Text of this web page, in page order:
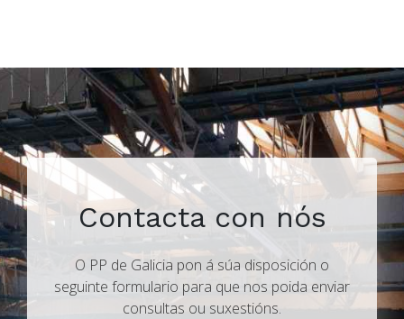
Contacta con nós
O PP de Galicia pon á súa disposición o
seguinte formulario para que nos poida enviar
consultas ou suxestións.